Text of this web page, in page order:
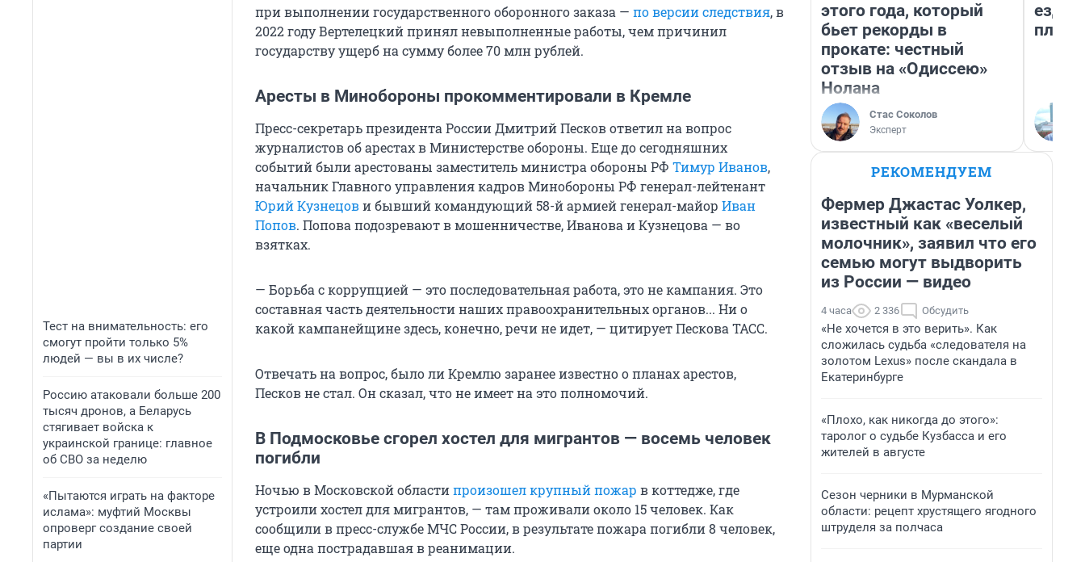
Тест на внимательность: его
смогут пройти только 5%
людей — вы в их числе?
Россию атаковали больше 200
тысяч дронов, а Беларусь
стягивает войска к
украинской границе: главное
об СВО за неделю
«Пытаются играть на факторе
ислама»: муфтий Москвы
опроверг создание своей
партии
при выполнении государственного оборонного заказа — по версии следствия, в
2022 году Вертелецкий принял невыполненные работы, чем причинил
государству ущерб на сумму более 70 млн рублей.
Аресты в Минобороны прокомментировали в Кремле
Пресс-секретарь президента России Дмитрий Песков ответил на вопрос
журналистов об арестах в Министерстве обороны. Еще до сегодняшних
событий были арестованы заместитель министра обороны РФ Тимур Иванов,
начальник Главного управления кадров Минобороны РФ генерал-лейтенант
Юрий Кузнецови бывший командующий 58-й армией генерал-майор Иван
Попов. Попова подозревают в мошенничестве, Иванова и Кузнецова — во
взятках.
— Борьба с коррупцией — это последовательная работа, это не кампания. Это
составная часть деятельности наших правоохранительных органов... Ни о
какой кампанейщине здесь, конечно, речи не идет, — цитирует Пескова ТАСС.
Отвечать на вопрос, было ли Кремлю заранее известно о планах арестов,
Песков не стал. Он сказал, что не имеет на это полномочий.
В Подмосковье сгорел хостел для мигрантов — восемь человек
погибли
Ночью в Московской областипроизошел крупный пожар в коттедже, где
устроили хостел для мигрантов, — там проживали около 15 человек. Как
сообщили в пресс-службе МЧС России, в результате пожара погибли 8 человек,
еще одна пострадавшая в реанимации.
этого года, который
бьет рекорды в
прокате: честный
отзыв на «Одиссею»
Нолана
Стас Соколов
Эксперт
ездит
РЕКОМЕНДУЕМ
Фермер Джастас Уолкер,
известный как «веселый
молочник», заявил что его
семью могут выдворить
из России — видео
4 часа 2 336 Обсудить
«Не хочется в это верить». Как
сложилась судьба «следователя на
золотом Lexus» после скандала в
Екатеринбурге
«Плохо, как никогда до этого»:
таролог о судьбе Кузбасса и его
жителей в августе
Сезон черники в Мурманской
области: рецепт хрустящего ягодного
штруделя за полчаса